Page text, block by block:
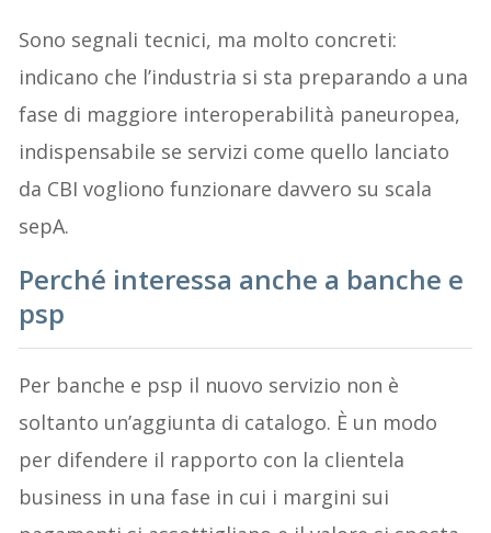
Sono segnali tecnici, ma molto concreti:
indicano che l’industria si sta preparando a una
fase di maggiore interoperabilità paneuropea,
indispensabile se servizi come quello lanciato
da CBI vogliono funzionare davvero su scala
sepA.
Perché interessa anche a banche e
psp
Per banche e psp il nuovo servizio non è
soltanto un’aggiunta di catalogo. È un modo
per difendere il rapporto con la clientela
business in una fase in cui i margini sui